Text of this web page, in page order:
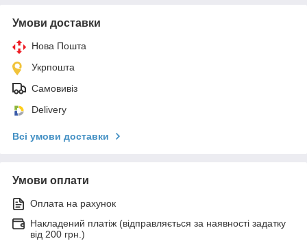
Умови доставки
Нова Пошта
Укрпошта
Самовивіз
Delivery
Всі умови доставки
Умови оплати
Оплата на рахунок
Накладений платіж (відправляється за наявності задатку
від 200 грн.)